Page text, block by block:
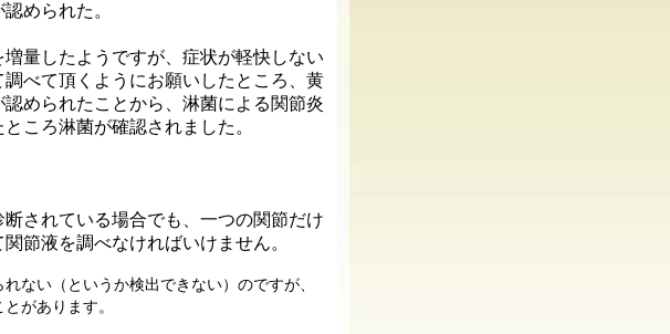
められた。
量したようですが、症状が軽快しない
べて頂くようにお願いしたところ、黄
められたことから、淋菌による関節炎
ころ淋菌が確認されました。
されている場合でも、一つの関節だけ
節液を調べなければいけません。
ない（というか検出できない）のですが、
があります。